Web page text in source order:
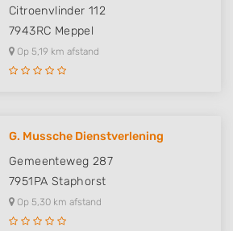
Citroenvlinder 112
7943RC Meppel
Op 5,19 km afstand
G. Mussche Dienstverlening
Gemeenteweg 287
7951PA Staphorst
Op 5,30 km afstand